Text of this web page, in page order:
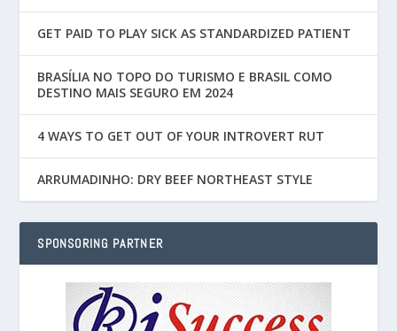
GET PAID TO PLAY SICK AS STANDARDIZED PATIENT
BRASÍLIA NO TOPO DO TURISMO E BRASIL COMO
DESTINO MAIS SEGURO EM 2024
4 WAYS TO GET OUT OF YOUR INTROVERT RUT
ARRUMADINHO: DRY BEEF NORTHEAST STYLE
SPONSORING PARTNER